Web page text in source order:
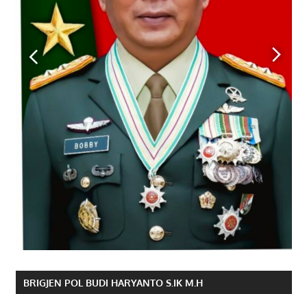
BRIGJEN POL BUDI HARYANTO S.IK M.H